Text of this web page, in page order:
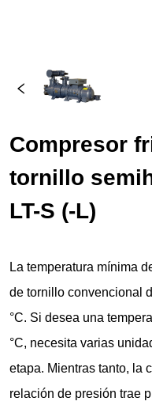
Compresor
tornillo
LT-S (-L)